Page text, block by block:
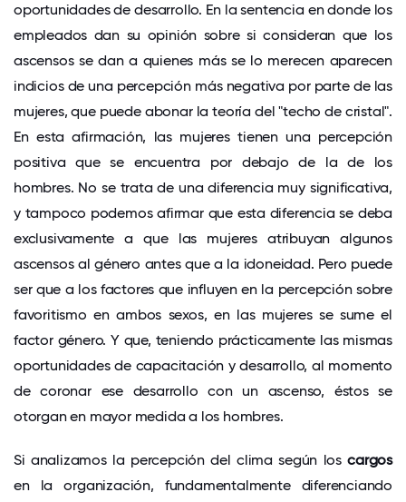
oportunidades de desarrollo. En la sentencia en donde los
empleados dan su opinión sobre si consideran que los
ascensos se dan a quienes más se lo merecen aparecen
indicios de una percepción más negativa por parte de las
mujeres, que puede abonar la teoría del "techo de cristal".
En esta afirmación, las mujeres tienen una percepción
positiva que se encuentra por debajo de la de los
hombres. No se trata de una diferencia muy significativa,
y tampoco podemos afirmar que esta diferencia se deba
exclusivamente a que las mujeres atribuyan algunos
ascensos al género antes que a la idoneidad. Pero puede
ser que a los factores que influyen en la percepción sobre
favoritismo en ambos sexos, en las mujeres se sume el
factor género. Y que, teniendo prácticamente las mismas
oportunidades de capacitación y desarrollo, al momento
de coronar ese desarrollo con un ascenso, éstos se
otorgan en mayor medida a los hombres.
Si analizamos la percepción del clima según loscargos
en la organización, fundamentalmente diferenciando